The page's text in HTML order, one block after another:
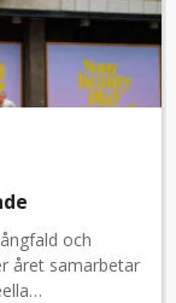
och
året samarbetar